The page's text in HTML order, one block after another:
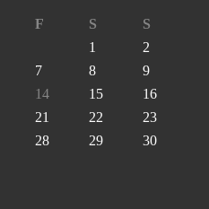
F S
S
1
2
7 8
9
14 15
16
21 22
23
28 29
30